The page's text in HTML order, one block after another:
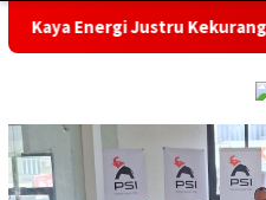
Justru Kekurangan Energi